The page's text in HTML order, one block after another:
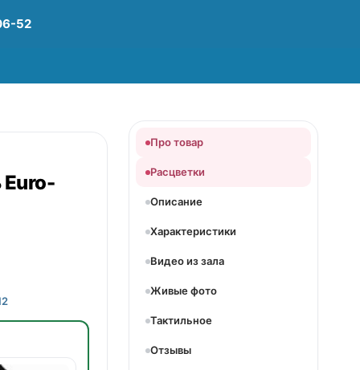
52
Euro-
Про товар
Расцветки
Описание
Характеристики
Видео из зала
Живые фото
Тактильное
Отзывы